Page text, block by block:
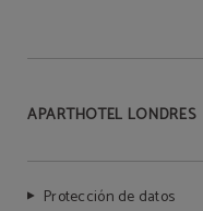
APARTHOTEL LONDRES
Protección de datos